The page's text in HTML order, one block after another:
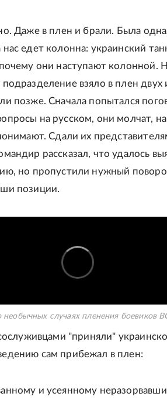
Даже в плен и брали. Была
едет колонна: украинский
они наступают колонной.
взяло в плен двух
позже. Сначала попытался
на русском, они молчат,
Сдали их
рассказал, что удалось
но пропустили нужный
позиции.
необычных случаях пленения боевиков
"приняли"
сам прибежал в плен:
и усеянному